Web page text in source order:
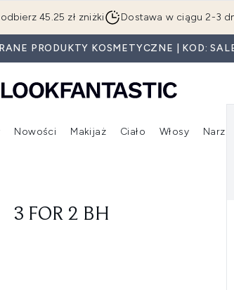
Przejdź do głównej treści
45.25 zł zniżki Dostawa w ciągu 2-3
PRODUKTY KOSMETYCZNE | KOD:
Box)
Wejdź do podmenu (Marki) Wejdź do podmenu (Pielęgnacja twarzy)
Nowości
Wejdź do podmenu (Nowości)
Makijaż
Wejdź do
Ciało Włosy
3 FOR 2 BH